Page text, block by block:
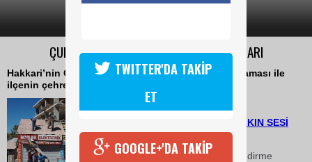
ÇUKURCA’DA PRESTİJLİ ÇARŞI ÇALIŞMALARI
Hakkari’nin Çukurca ilçesinde prestijli çarşı uygulaması ile
ilçenin çehresi değişiyor.
06 Ekim 2018 Cumartesi 11:53
HABER: SERDAR SEVİ-HALKIN SESİ
GAZETESİ
İçişleri Bakanlığınca görevlendirme
TWITTER'DA TAKİP
ET
GOOGLE+'DA TAKİP